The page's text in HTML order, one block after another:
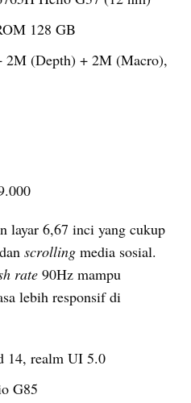
128 GB
2M (Depth) + 2M (Macro),
layar 6,67 inci yang cukup
scrolling media sosial.
rate 90Hz mampu
lebih responsif di
14, realm UI 5.0
G85